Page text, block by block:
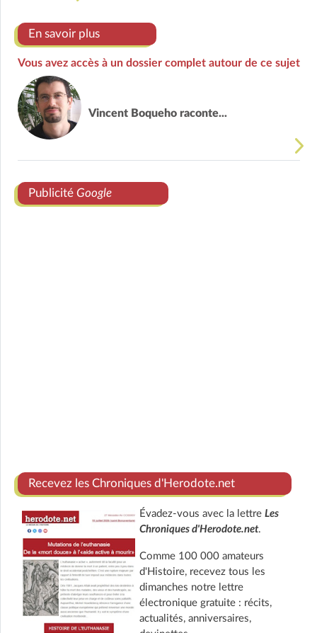
En savoir plus
Vous avez accès à un dossier complet autour de ce sujet
Vincent Boqueho raconte...
Publicité Google
Recevez les Chroniques d'Herodote.net
Évadez-vous avec la lettre Les
Chroniques d'Herodote.net.
Comme 100 000 amateurs
d'Histoire, recevez tous les
dimanches notre lettre
électronique gratuite : récits,
actualités, anniversaires,